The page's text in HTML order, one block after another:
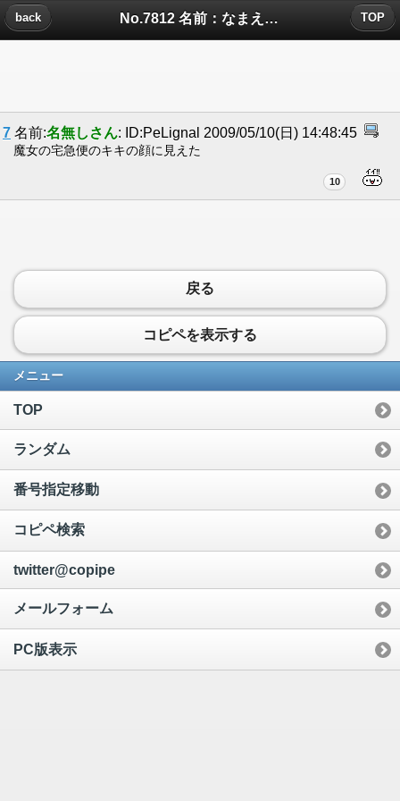
No.7812 名前：なまえをいれてください[sa...についたコメント
back TOP
7 名前:名無しさん: ID:PeLignal 2009/05/10(日) 14:48:45
魔女の宅急便のキキの顔に見えた
10
戻る
コピペを表示する
メニュー
TOP
ランダム
番号指定移動
コピペ検索
twitter@copipe
メールフォーム
PC版表示